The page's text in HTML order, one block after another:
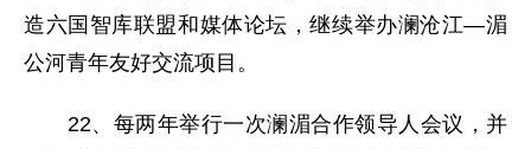
造六国智库联盟和媒体论坛，继续举办澜沧江—湄
公河青年友好交流项目。
22、每两年举行一次澜湄合作领导人会议，并